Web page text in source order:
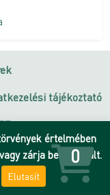
tájékoztató
értelmében
zárja be az oldalt.
Elutasít
0